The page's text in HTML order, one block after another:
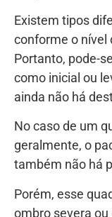
Existem tipos
conforme o nível
Portanto, pode-
como inicial ou
ainda não há
No caso de um
geralmente, o
também não há
Porém, esse
ombro severa